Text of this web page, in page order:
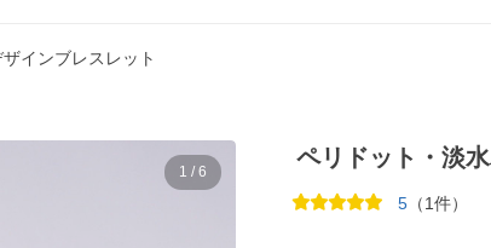
インブレスレット
1 / 6
ペリドット・淡
5（1件）